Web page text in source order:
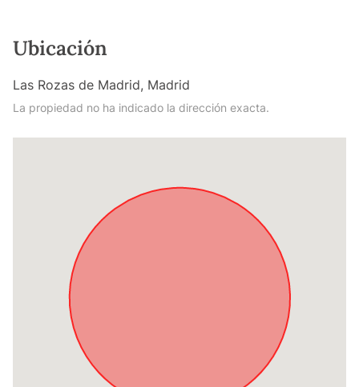
Ubicación
Las Rozas de Madrid, Madrid
La propiedad no ha indicado la dirección exacta.